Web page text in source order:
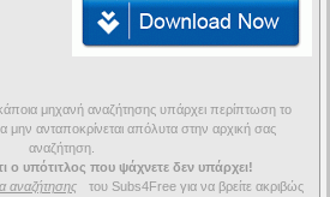
μηχανή αναζήτησης υπάρχει περίπτωση το
μην ανταποκρίνεται απόλυτα στην αρχική σας
αναζήτηση.
ο υπότιτλος που ψάχνετε δεν υπάρχει!
αναζήτησης
του Subs4Free για να βρείτε ακριβώς